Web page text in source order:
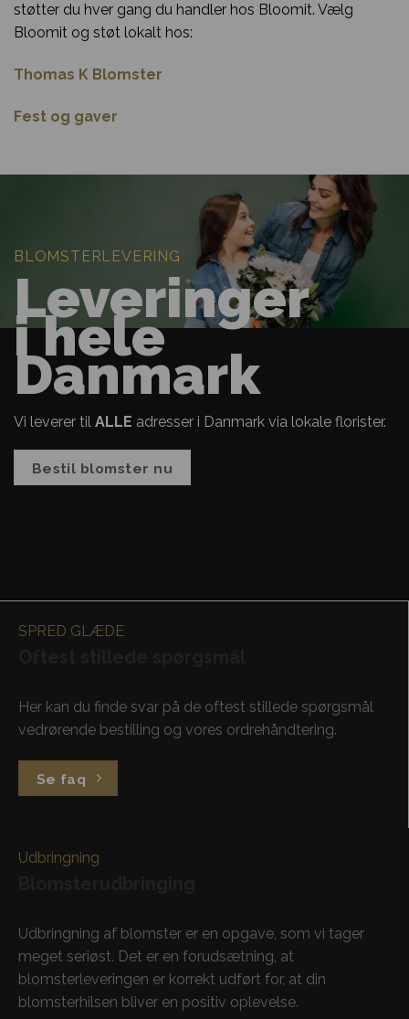
støtter du hver gang du handler hos Bloomit. Vælg
Bloomit og støt lokalt hos:
Thomas K Blomster
Fest og gaver
BLOMSTERLEVERING
Leveringer
i hele
Danmark
Vi leverer til ALLE adresser i Danmark via lokale florister.
Bestil blomster nu
SPRED GLÆDE
Her kan du finde svar på de oftest stillede spørgsmål
vedrørende bestilling og vores ordrehåndtering.
Se faq
Udbringning
Udbringning af blomster er en opgave, som vi tager
meget seriøst. Det er en forudsætning, at
blomsterleveringen er korrekt udført for, at din
blomsterhilsen bliver en positiv oplevelse.